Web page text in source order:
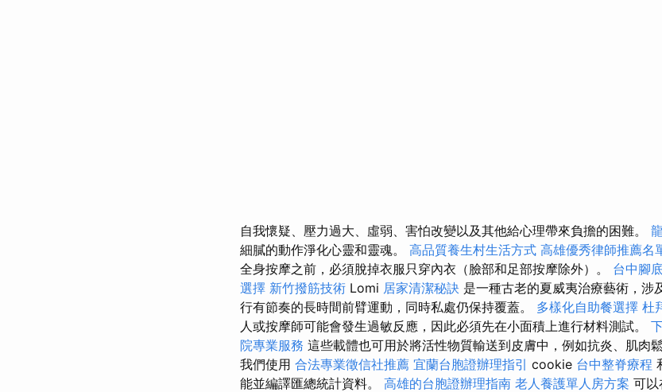
自我懷疑、壓力過大、虛弱、害怕改變以及其他給心理帶來負擔的困難。
細膩的動作淨化心靈和靈魂。 高品質養生村生活方式 高雄優秀律師推薦名
全身按摩之前，必須脫掉衣服只穿內衣（臉部和足部按摩除外）。 台中腳
選擇 新竹撥筋技術 Lomi 居家清潔秘訣 是一種古老的夏威夷治療藝術，涉
行有節奏的長時間前臂運動，同時私處仍保持覆蓋。 多樣化自助餐選擇 杜
人或按摩師可能會發生過敏反應，因此必須先在小面積上進行材料測試。
院專業服務 這些載體也可用於將活性物質輸送到皮膚中，例如抗炎、肌肉
我們使用 合法專業徵信社推薦 宜蘭台胞證辦理指引 cookie 台中整脊療程
能並編譯匯總統計資料。 高雄的台胞證辦理指南 老人養護單人房方案 可以